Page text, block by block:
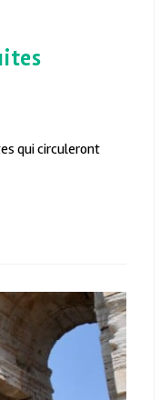
qui circuleront